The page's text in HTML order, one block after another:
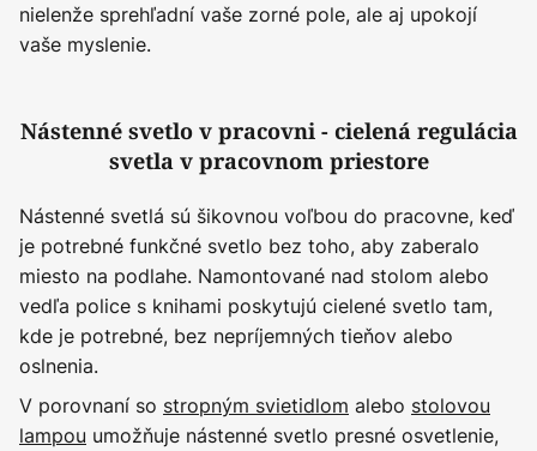
nielenže sprehľadní vaše zorné pole, ale aj upokojí
vaše myslenie.
Nástenné svetlo v pracovni - cielená regulácia
svetla v pracovnom priestore
Nástenné svetlá sú šikovnou voľbou do pracovne, keď
je potrebné funkčné svetlo bez toho, aby zaberalo
miesto na podlahe. Namontované nad stolom alebo
vedľa police s knihami poskytujú cielené svetlo tam,
kde je potrebné, bez nepríjemných tieňov alebo
oslnenia.
V porovnaní so stropným svietidlom alebo stolovou
lampou umožňuje nástenné svetlo presné osvetlenie,